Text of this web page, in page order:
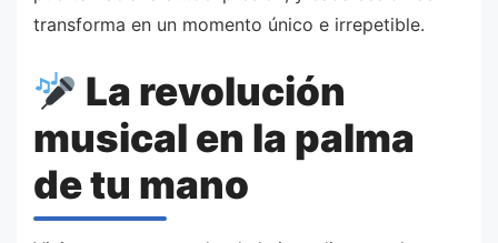
transforma en un momento único e irrepetible.
La revolución
musical en la palma
de tu mano